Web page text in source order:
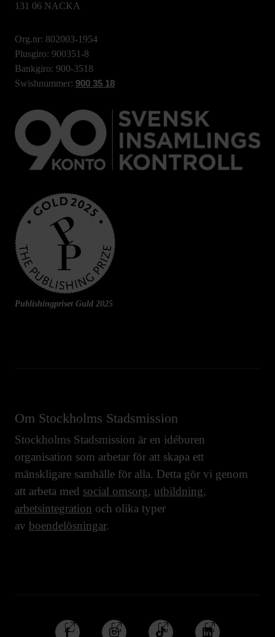
131 06 NACKA
Org.nr: 802003-1954
Plusgiro: 900351-8
Bankgiro: 900-3518
Swishnummer: 900 35 18
Publishingpriset Guld 2025
Om Stockholms Stadsmission
Stockholms Stadsmission är en idéburen
organisation som arbetar för att skapa ett
mänskligare samhälle för alla. Detta gör vi genom
att arbeta med social omsorg, utbildning,
arbetsintegration och olika typer
av boendelösningar.
Följ
Följ
Följ
Följ